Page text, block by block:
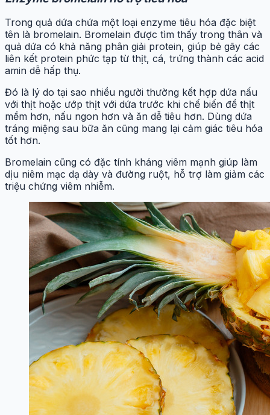
Trong quả dứa chứa một loại enzyme tiêu hóa đặc biệt
tên là bromelain. Bromelain được tìm thấy trong thân và
quả dứa có khả năng phân giải protein, giúp bẻ gãy các
liên kết protein phức tạp từ thịt, cá, trứng thành các acid
amin dễ hấp thụ.
Đó là lý do tại sao nhiều người thường kết hợp dứa nấu
với thịt hoặc ướp thịt với dứa trước khi chế biến để thịt
mềm hơn, nấu ngon hơn và ăn dễ tiêu hơn. Dùng dứa
tráng miệng sau bữa ăn cũng mang lại cảm giác tiêu hóa
tốt hơn.
Bromelain cũng có đặc tính kháng viêm mạnh giúp làm
dịu niêm mạc dạ dày và đường ruột, hỗ trợ làm giảm các
triệu chứng viêm nhiễm.